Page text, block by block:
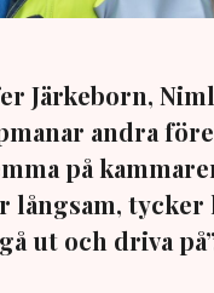
Järkeborn,
andra
på
tycker
ut och driva